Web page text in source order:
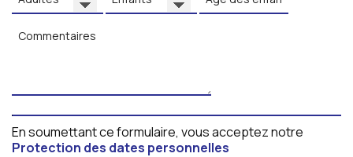
En soumettant ce formulaire, vous acceptez notre
Protection des dates personnelles